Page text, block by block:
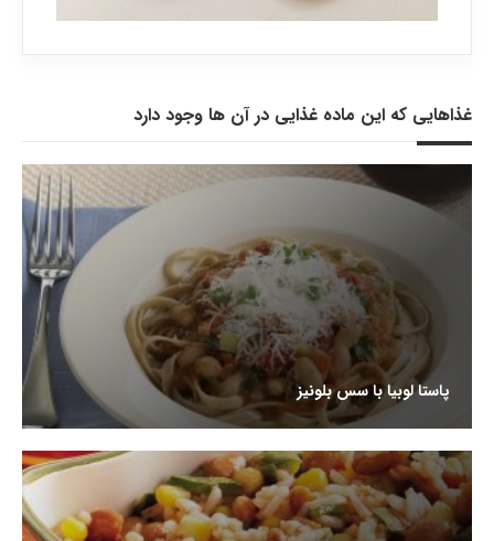
غذاهایی که این ماده غذایی در آن ها وجود دارد
پاستا لوبیا با سس بلونیز